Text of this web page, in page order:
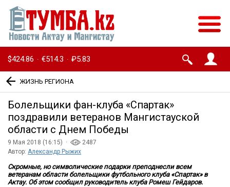
$424.86 · €514.3 · ₽5.83
ЖИЗНЬ РЕГИОНА
Болельщики фан-клуба «Спартак»
поздравили ветеранов Мангистауской
области с Днем Победы
9 Мая 2018 (16:15) ·
2487
Автор: Александр Рыжих
Скромные, но символические подарки преподнесли всем
ветеранам области болельщики футбольного клуба «Спартак» в
Актау. Об этом сообщил руководитель клуба Ромеш Гейдаров.